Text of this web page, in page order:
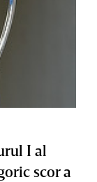
I al
scor a